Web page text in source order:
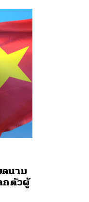
ดนาม
กตัวผู้